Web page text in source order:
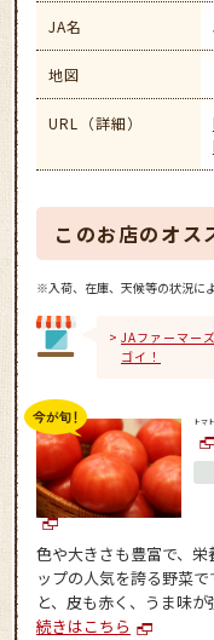
JA名
地図
URL（詳細）
このお店のオス
※入荷、在庫、天候等の状況に
JAファーマー
ゴイ！
トマト
色や大きさも豊富で、
ップの人気を誇る野菜
と、皮も赤く、うま味
続きはこちら